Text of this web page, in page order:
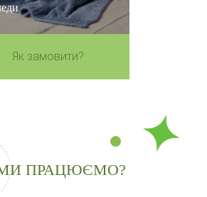
Як замовити?
ПРАЦЮЄМО?